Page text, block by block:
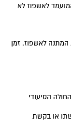
לאשפוז לא
לאשפוז. זמן
הסיעודי
או בקשת